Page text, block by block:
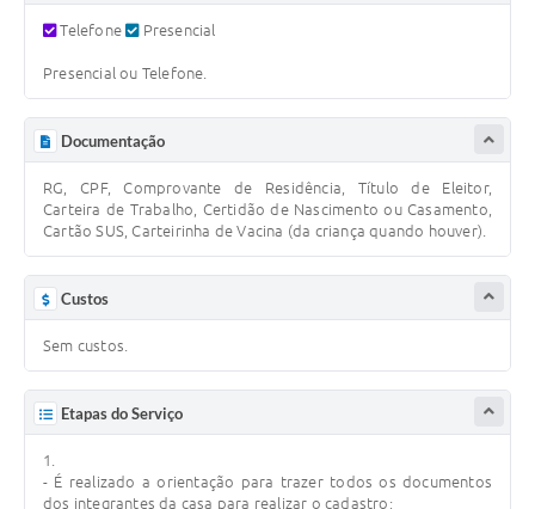
Telefone Presencial
Presencial ou Telefone.
Documentação
RG, CPF, Comprovante de Residência, Título de Eleitor,
Carteira de Trabalho, Certidão de Nascimento ou Casamento,
Cartão SUS, Carteirinha de Vacina (da criança quando houver).
Custos
Sem custos.
Etapas do Serviço
1.
- É realizado a orientação para trazer todos os documentos
dos integrantes da casa para realizar o cadastro;